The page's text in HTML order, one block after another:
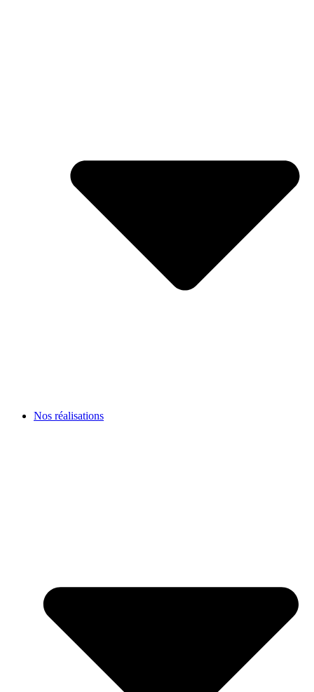
Nos réalisations